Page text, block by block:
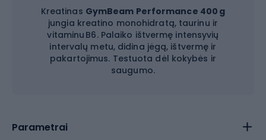
Kreatinas GymBeam Performance 400 g
jungia kreatino monohidratą, taurinu ir
vitaminu B6. Palaiko ištvermę intensyvių
intervalų metu, didina jėgą, ištvermę ir
pakartojimus. Testuota dėl kokybės ir
saugumo.
Parametrai